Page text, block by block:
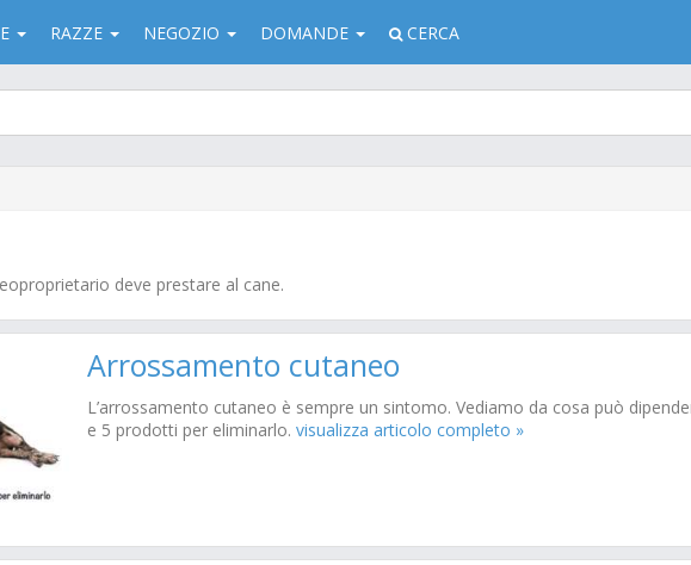
RAZZE NEGOZIO DOMANDE CERCA
deve prestare al cane.
Arrossamento cutaneo
L’arrossamento cutaneo è sempre un sintomo. Vediamo da cosa può
e 5 prodotti per eliminarlo. visualizza articolo completo »